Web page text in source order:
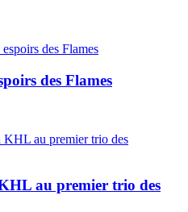
des Flames
au premier trio des